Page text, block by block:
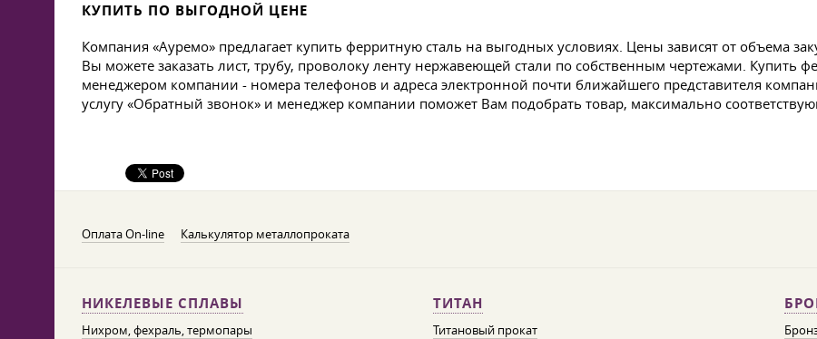
КУПИТЬ ПО ВЫГОДНОЙ ЦЕНЕ
Компания «Ауремо» предлагает купить ферритную сталь на выгодных условиях. Цены зависят от объема
Вы можете заказать лист, трубу, проволоку ленту нержавеющей стали по собственным чертежами. Купить
менеджером компании - номера телефонов и адреса электронной почти ближайшего представителя
услугу «Обратный звонок» и менеджер компании поможет Вам подобрать товар, максимально
Оплата On-line Калькулятор металлопроката
НИКЕЛЕВЫЕ СПЛАВЫ
Нихром, фехраль, термопары
ТИТАН
Титановый прокат